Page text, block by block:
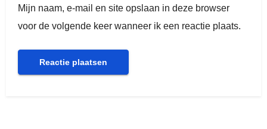
Mijn naam, e-mail en site opslaan in deze browser
voor de volgende keer wanneer ik een reactie plaats.